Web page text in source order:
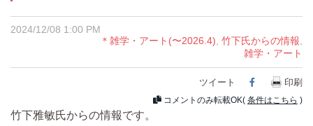
2024/12/08 1:00 PM
＊雑学・アート(〜2026.4), 竹下氏からの情報,
雑学・アート
ツイート Facebook
印刷
コメントのみ転載OK( 条件はこちら )
竹下雅敏氏からの情報です。